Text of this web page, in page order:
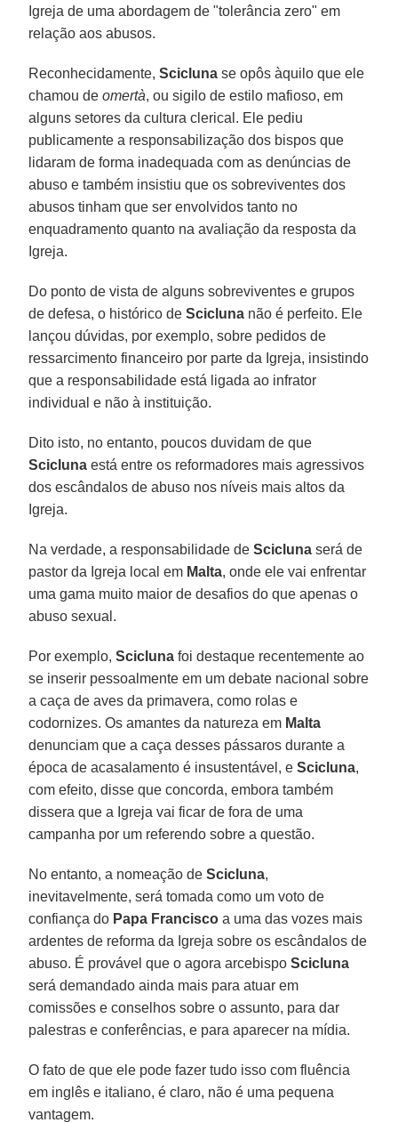
Igreja de uma abordagem de "tolerância zero" em
relação aos abusos.
Reconhecidamente,Scicluna se opôs àquilo que ele
chamou deomertà, ou sigilo de estilo mafioso, em
alguns setores da cultura clerical. Ele pediu
publicamente a responsabilização dos bispos que
lidaram de forma inadequada com as denúncias de
abuso e também insistiu que os sobreviventes dos
abusos tinham que ser envolvidos tanto no
enquadramento quanto na avaliação da resposta da
Igreja.
Do ponto de vista de alguns sobreviventes e grupos
de defesa, o histórico deScicluna não é perfeito. Ele
lançou dúvidas, por exemplo, sobre pedidos de
ressarcimento financeiro por parte da Igreja, insistindo
que a responsabilidade está ligada ao infrator
individual e não à instituição.
Dito isto, no entanto, poucos duvidam de que
Scicluna está entre os reformadores mais agressivos
dos escândalos de abuso nos níveis mais altos da
Igreja.
Na verdade, a responsabilidade deScicluna será de
pastor da Igreja local em Malta, onde ele vai enfrentar
uma gama muito maior de desafios do que apenas o
abuso sexual.
Por exemplo,Scicluna foi destaque recentemente ao
se inserir pessoalmente em um debate nacional sobre
a caça de aves da primavera, como rolas e
codornizes. Os amantes da natureza em Malta
denunciam que a caça desses pássaros durante a
época de acasalamento é insustentável, eScicluna,
com efeito, disse que concorda, embora também
dissera que a Igreja vai ficar de fora de uma
campanha por um referendo sobre a questão.
No entanto, a nomeação deScicluna,
inevitavelmente, será tomada como um voto de
confiança do Papa Francisco a uma das vozes mais
ardentes de reforma da Igreja sobre os escândalos de
abuso. É provável que o agora arcebispoScicluna
será demandado ainda mais para atuar em
comissões e conselhos sobre o assunto, para dar
palestras e conferências, e para aparecer na mídia.
O fato de que ele pode fazer tudo isso com fluência
em inglês e italiano, é claro, não é uma pequena
vantagem.